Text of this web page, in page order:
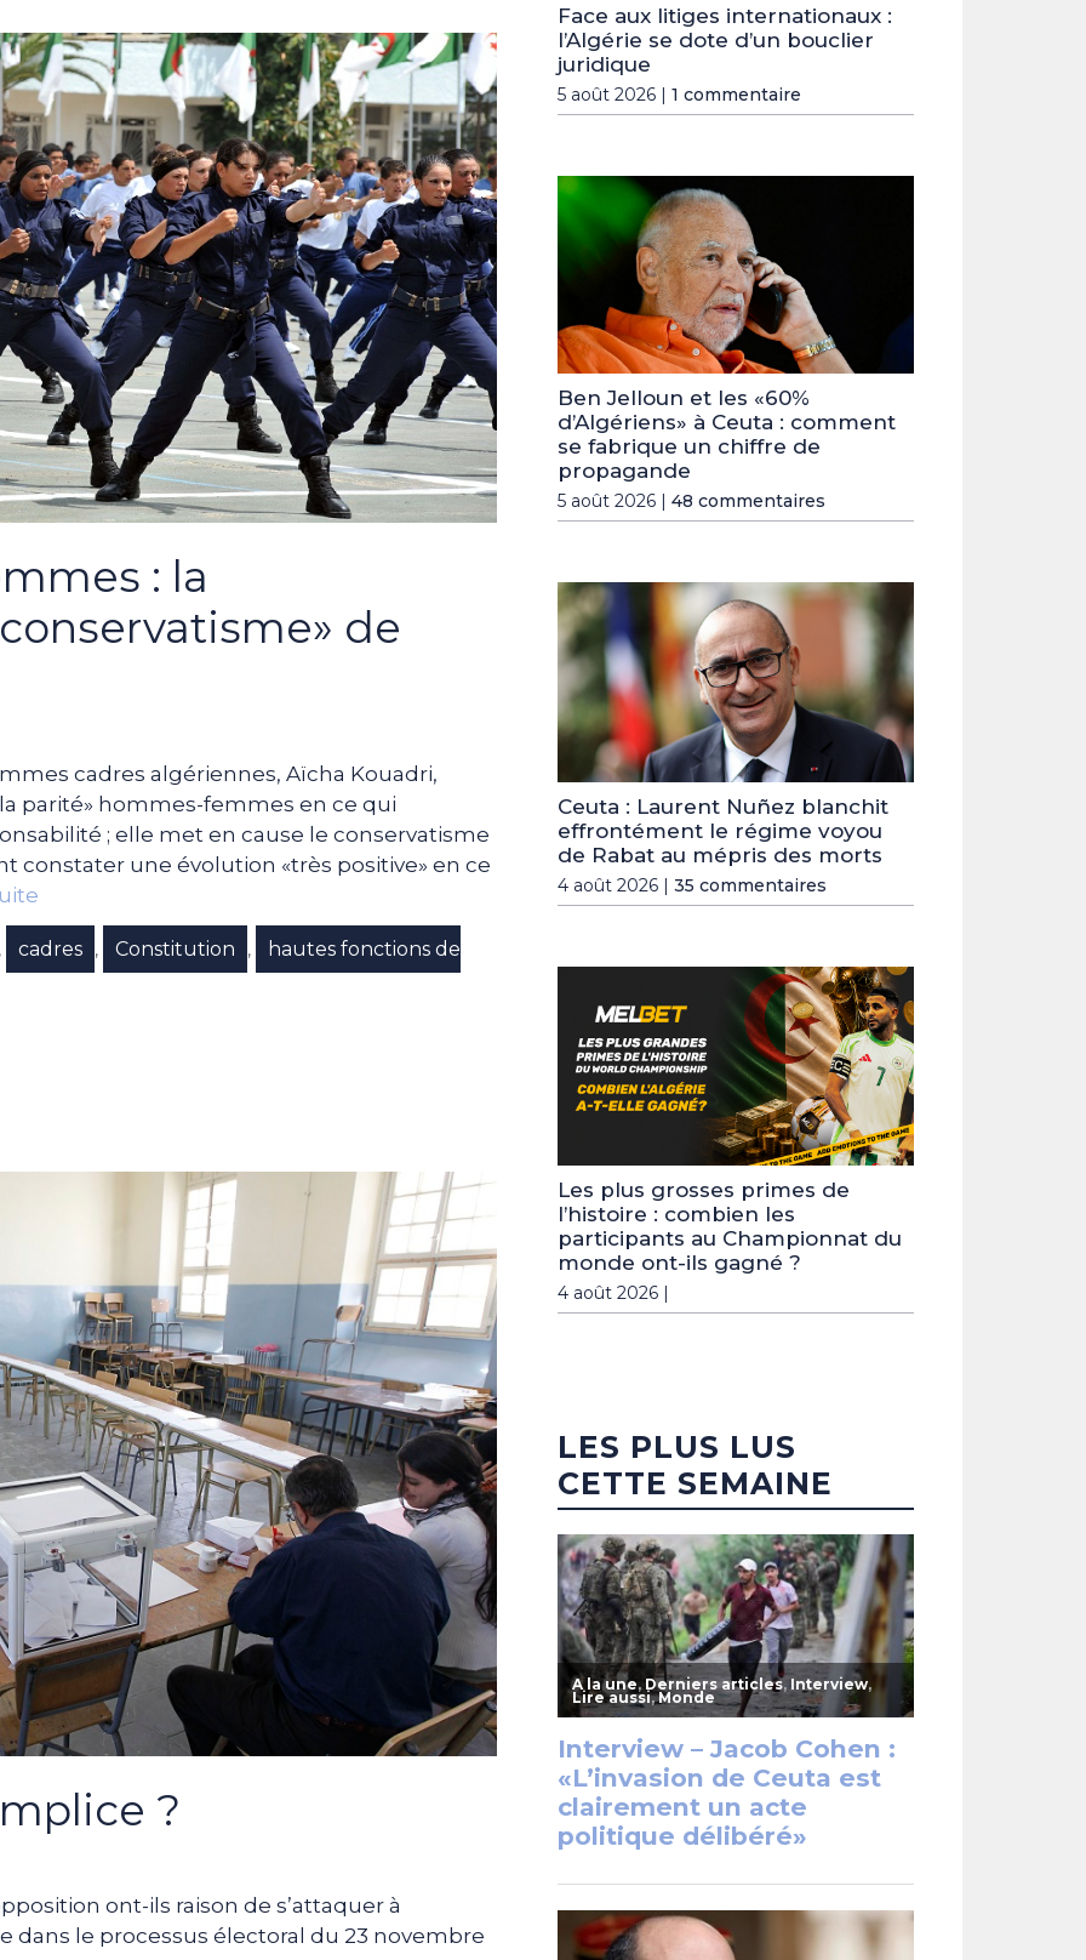
: la
de
cadres algériennes, Aïcha Kouadri,
parité» hommes-femmes en ce qui
; elle met en cause le conservatisme
constater une évolution «très positive» en ce
, cadres , Constitution ,
hautes fonctions de
?
ont-ils raison de s’attaquer à
dans le processus électoral du 23 novembre
Face aux litiges internationaux :
l’Algérie se dote d’un bouclier
juridique
5 août 2026 | 1 commentaire
Ben Jelloun et les «60%
d’Algériens» à Ceuta : comment
se fabrique un chiffre de
propagande
5 août 2026 | 48 commentaires
Ceuta : Laurent Nuñez blanchit
effrontément le régime voyou
de Rabat au mépris des morts
4 août 2026 | 35 commentaires
Les plus grosses primes de
l’histoire : combien les
participants au Championnat du
monde ont-ils gagné ?
4 août 2026 |
LES PLUS LUS
CETTE SEMAINE